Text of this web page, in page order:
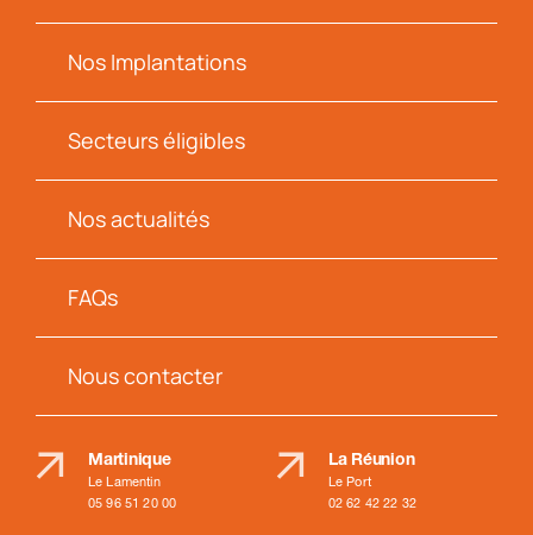
Nos Implantations
Secteurs éligibles
Nos actualités
FAQs
Nous contacter
Martinique
Le Lamentin
05 96 51 20 00
La Réunion
Le Port
02 62 42 22 32